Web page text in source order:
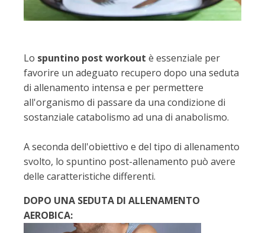
Lo spuntino post workout è essenziale per
favorire un adeguato recupero dopo una seduta
di allenamento intensa e per permettere
all'organismo di passare da una condizione di
sostanziale catabolismo ad una di anabolismo.
A seconda dell'obiettivo e del tipo di allenamento
svolto, lo spuntino post-allenamento può avere
delle caratteristiche differenti.
DOPO UNA SEDUTA DI ALLENAMENTO
AEROBICA: